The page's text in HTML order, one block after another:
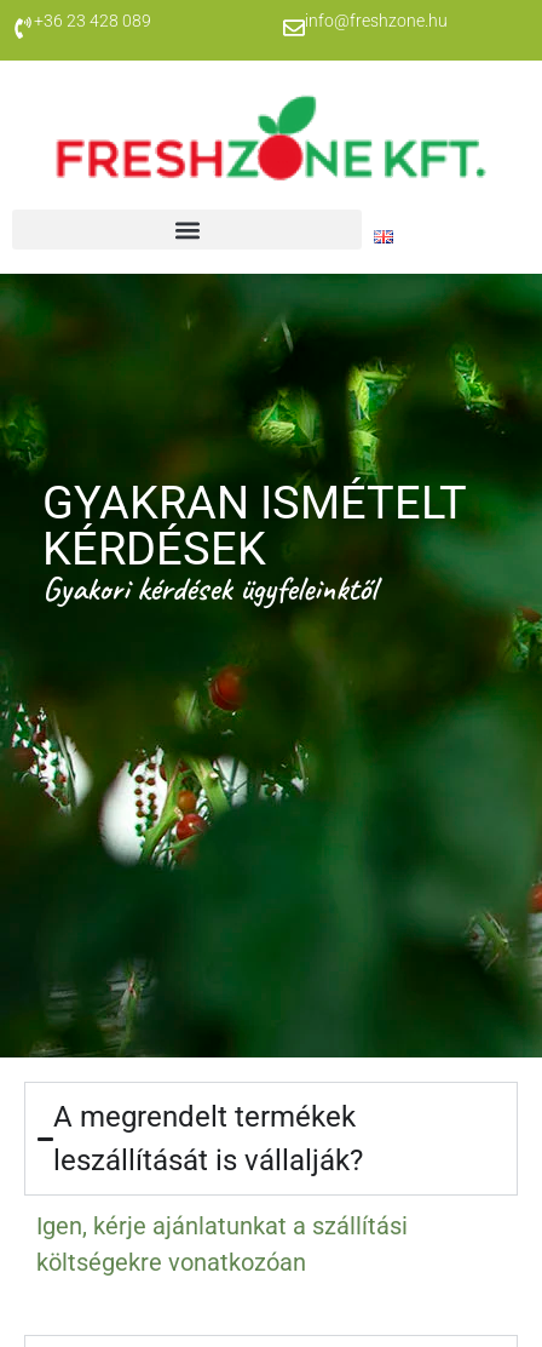
+36 23 428 089 info@freshzone.hu
GYAKRAN ISMÉTELT
KÉRDÉSEK
Gyakori kérdések ügyfeleinktől
A megrendelt termékek
leszállítását is vállalják?
Igen, kérje ajánlatunkat a szállítási
költségekre vonatkozóan